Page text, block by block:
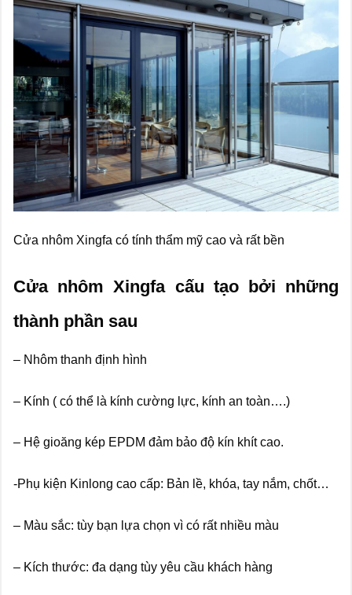
Cửa nhôm Xingfa có tính thẩm mỹ cao và rất bền
Cửa nhôm Xingfa cấu tạo bởi những
thành phần sau
– Nhôm thanh định hình
– Kính ( có thể là kính cường lực, kính an toàn….)
– Hệ gioăng kép EPDM đảm bảo độ kín khít cao.
-Phụ kiện Kinlong cao cấp: Bản lề, khóa, tay nắm, chốt…
– Màu sắc: tùy bạn lựa chọn vì có rất nhiều màu
– Kích thước: đa dạng tùy yêu cầu khách hàng